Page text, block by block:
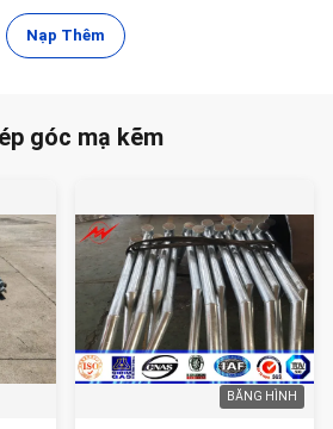
Nạp Thêm
góc mạ kẽm
BĂNG HÌNH